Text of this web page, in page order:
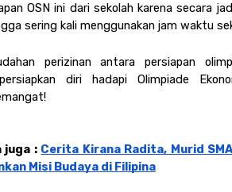
OSN ini dari sekolah karena secara
sering kali menggunakan jam waktu
perizinan antara persiapan
diri hadapi Olimpiade
juga : Cerita Kirana Radita, Murid
Misi Budaya di Filipina